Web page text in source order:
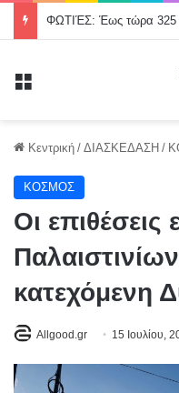
Κεντρική / ΔΙΑΣΚΕΔΑΣΗ /
ΚΟΣΜΟΣ
Οι επιθέσεις
κατεχόμενη
Allgood.gr 15 Ιουλίου,